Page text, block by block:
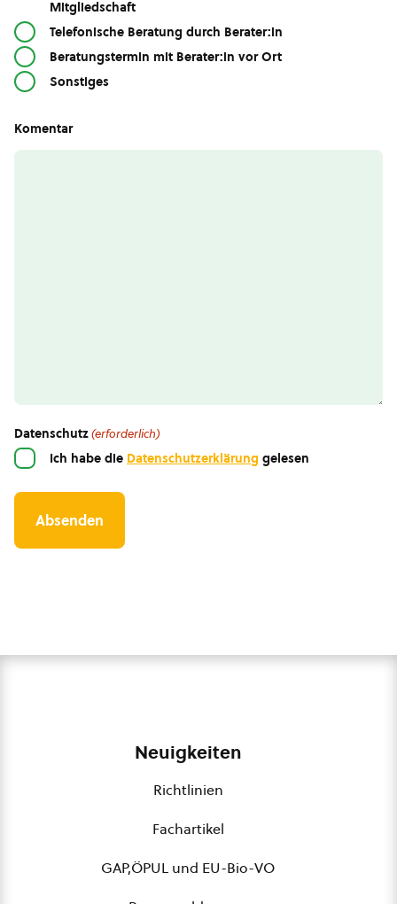
Mitgliedschaft
Telefonische Beratung durch Berater:in
Beratungstermin mit Berater:in vor Ort
Sonstiges
Komentar
Datenschutz(erforderlich)
Ich habe die Datenschutzerklärung gelesen
Neuigkeiten
Richtlinien
Fachartikel
GAP,ÖPUL und EU-Bio-VO